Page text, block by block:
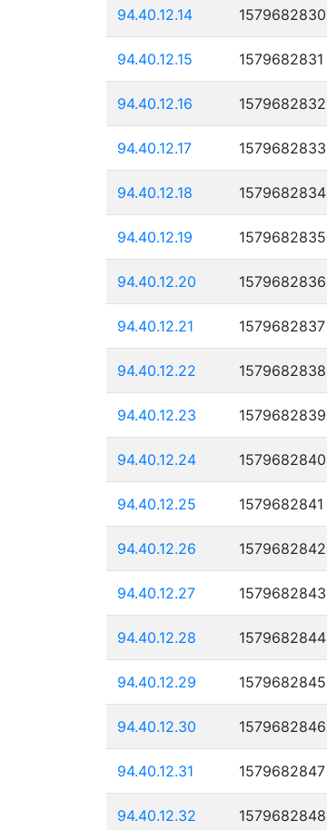
94.40.12.14 1579682830
94.40.12.15 1579682831
94.40.12.16 1579682832
94.40.12.17 1579682833
94.40.12.18 1579682834
94.40.12.19 1579682835
94.40.12.20 1579682836
94.40.12.21 1579682837
94.40.12.22 1579682838
94.40.12.23 1579682839
94.40.12.24 1579682840
94.40.12.25 1579682841
94.40.12.26 1579682842
94.40.12.27 1579682843
94.40.12.28 1579682844
94.40.12.29 1579682845
94.40.12.30 1579682846
94.40.12.31 1579682847
94.40.12.32 1579682848